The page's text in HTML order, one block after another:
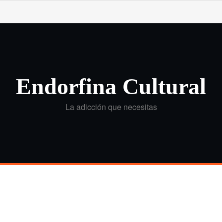
Endorfina Cultural
La adicción que necesitas